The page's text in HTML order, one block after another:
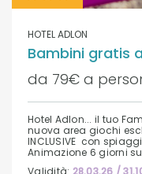
HOTEL ADLON
Bambini gratis
da 79€ a
Hotel Adlon... il tuo
nuova area giochi
INCLUSIVE con
Animazione 6 giorni
Validità: 28.03.26 /